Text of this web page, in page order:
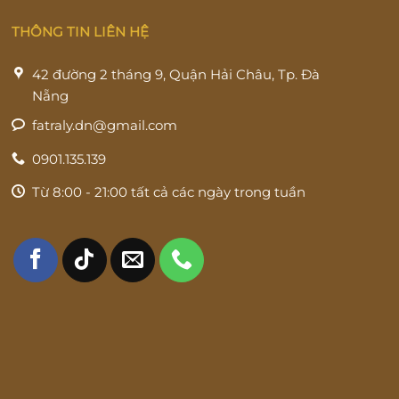
THÔNG TIN LIÊN HỆ
42 đường 2 tháng 9, Quận Hải Châu, Tp. Đà
Nẵng
fatraly.dn@gmail.com
0901.135.139
Từ 8:00 - 21:00 tất cả các ngày trong tuần